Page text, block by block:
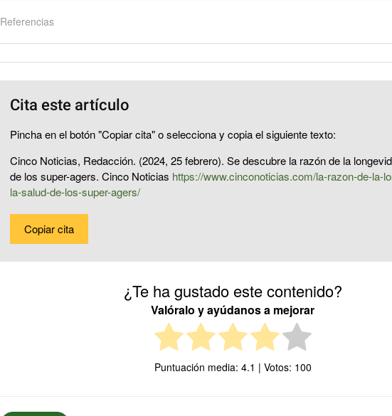
Referencias
Cita este artículo
Pincha en el botón "Copiar cita" o selecciona y copia el siguiente texto:
Cinco Noticias, Redacción. (2024, 25 febrero). Se descubre la razón de la
de los super-agers. Cinco Noticias https://www.cinconoticias.com/la-razon-de-la-
la-salud-de-los-super-agers/
Copiar cita
¿Te ha gustado este contenido?
Valóralo y ayúdanos a mejorar
Puntuación media: 4.1 | Votos: 100